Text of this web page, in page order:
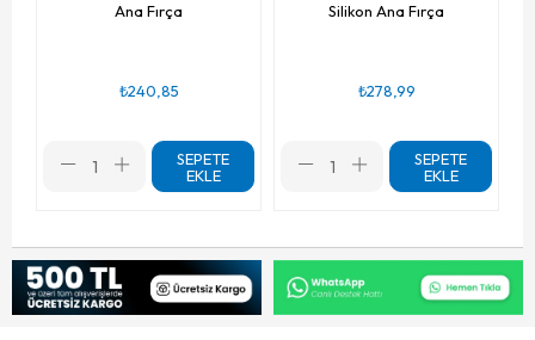
Ana Fırça
₺240,85
SEPETE
EKLE
Silikon Ana Fırça
₺278,99
SEPETE
EKLE